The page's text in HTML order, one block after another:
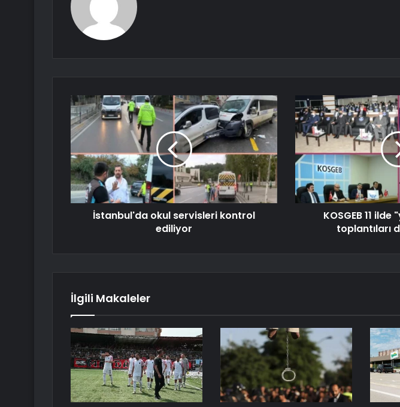
İstanbul'da okul servisleri kontrol
ediliyor
KOSGEB 11
toplantıları
İlgili Makaleler